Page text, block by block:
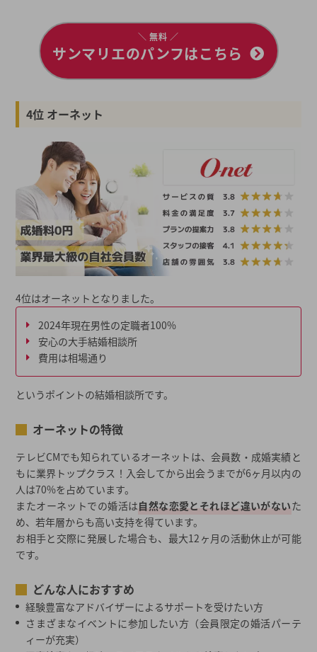
＼ 無料 ／
サンマリエのパンフはこちら
4位 オーネット
4位はオーネットとなりました。
2024年現在男性の定職者100%
安心の大手結婚相談所
費用は相場通り
というポイントの結婚相談所です。
オーネットの特徴
テレビCMでも知られているオーネットは、会員数・成婚実績と
もに業界トップクラス！入会してから出会うまでが6ヶ月以内の
人は70%を占めています。
またオーネットでの婚活は自然な恋愛とそれほど違いがないた
め、若年層からも高い支持を得ています。
お相手と交際に発展した場合も、最大12ヶ月の活動休止が可能
です。
どんな人におすすめ
経験豊富なアドバイザーによるサポートを受けたい方
さまざまなイベントに参加したい方（会員限定の婚活パーテ
ィーが充実）